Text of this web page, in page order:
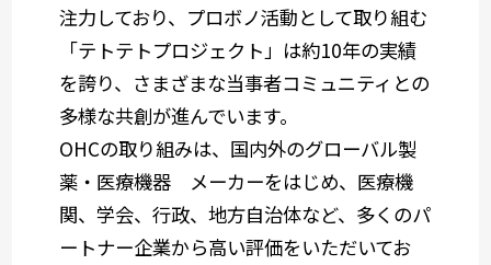
注力しており、プロボノ活動として取り組む
「テトテトプロジェクト」は約10年の実績
を誇り、さまざまな当事者コミュニティとの
多様な共創が進んでいます。
OHCの取り組みは、国内外のグローバル製
薬・医療機器 メーカーをはじめ、医療機
関、学会、行政、地方自治体など、多くのパ
ートナー企業から高い評価をいただいてお